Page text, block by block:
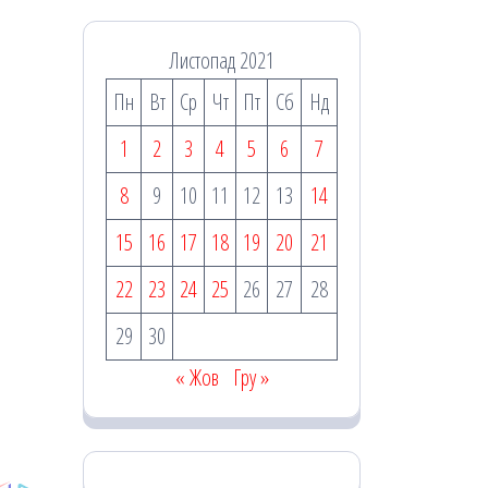
Листопад 2021
Пн
Вт Ср Чт Пт Сб
Нд
1
2 3 4 5 6
7
8
9 10 11 12 13
14
15 16 17 18 19 20
21
22 23 24 25 26 27
28
29 30
« Жов Гру »